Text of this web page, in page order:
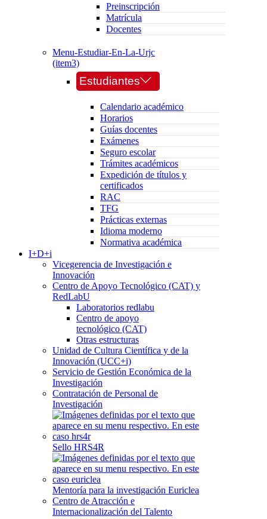
Preinscripción
Matrícula
Docentes
Menu-Estudiar-En-La-Urjc
(item3)
Estudiantes
Calendario académico
Horarios
Guías docentes
Exámenes
Seguro escolar
Trámites académicos
Expedición de títulos y
certificados
RAC
TFG
Prácticas externas
Idioma moderno
Normativa académica
I+D+i
Vicegerencia de Investigación e
Innovación
Centro de Apoyo Tecnológico (CAT) y
RedLabU
Laboratorios redlabu
Centro de apoyo
tecnológico (CAT)
Otras estructuras
Unidad de Cultura Científica y de la
Innovación (UCC+i)
Servicio de Gestión Económica de la
Investigación
Contratación de Personal de
Investigación
Sello HRS4R
Mentoría para la investigación Euriclea
Centro de Atracción e
Internacionalización del Talento